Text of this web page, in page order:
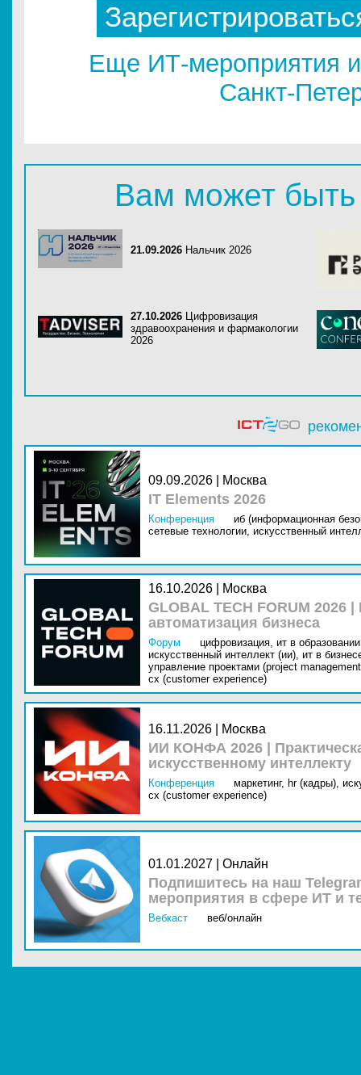
Еще ИТ-мероприятия
Санкт-
Вам может быть
21.09.2026 Нальчик 2026
27.10.2026 Цифровизация
здравоохранения и фармакологии
2026
09.09.2026 | Москва
IT Elements 2026
Конференция
иб (информационная
сетевые технологии, искусственный
16.10.2026 | Москва
GLOBAL TECH FORUM
автоматизация бизнеса
Форум цифровизация, ит в
искусственный интеллект (ии), ит в
управление проектами (project
cx (customer experience)
16.11.2026 | Москва
ИИ КОНФА 2026 |
искусственному интеллекту
Конференция маркетинг, hr (кадры),
cx (customer experience)
01.01.2027 | Онлайн
Подпишитесь на наш
мероприятия в сфере ИТ и
Вебкаст веб/онлайн